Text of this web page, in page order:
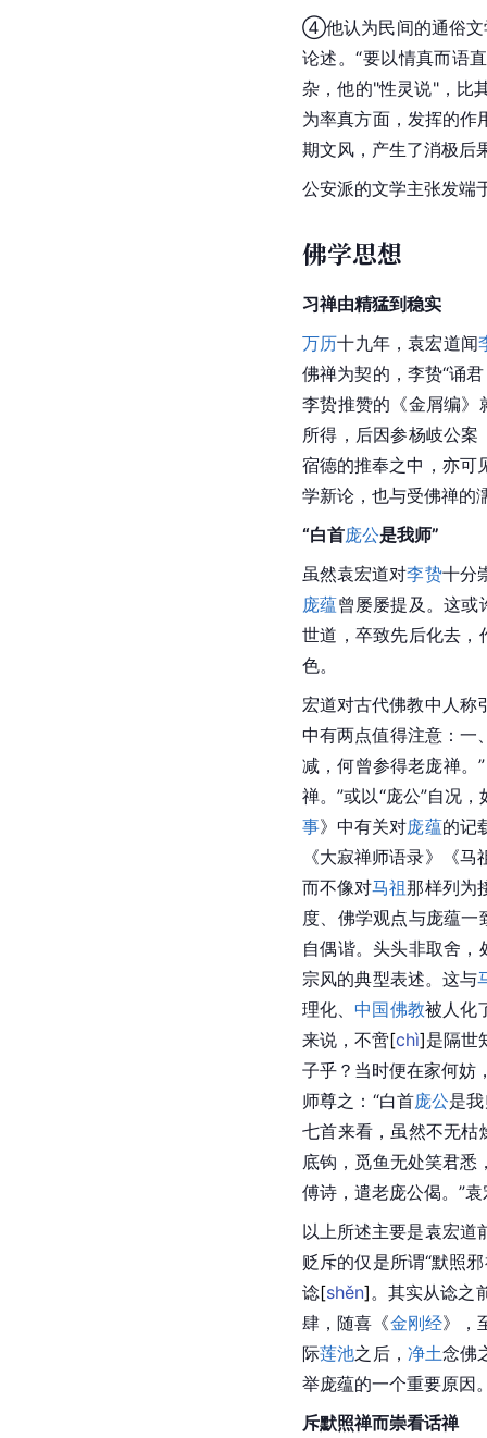
④他认为民间的通俗文
论述。“要以情真而语
杂，他的"性灵说"，比
为率真方面，发挥的作
期文风，产生了消极后
公安派的文学主张发端
佛学思想
习禅由精猛到稳实
万历十九年，袁宏道闻
佛禅为契的，李贽“诵
李贽推赞的《金屑编》
所得，后因参杨岐公
宿德的推奉之中，亦可
学新论，也与受佛禅的
“白首庞公是我师”
虽然袁宏道对李贽十分
庞蕴曾屡屡提及。这或
世道，卒致先后化去，
色。
宏道对古代佛教中人称
中有两点值得注意：一
减，何曾参得老庞禅。
禅。”或以“庞公”自况
事》中有关对庞蕴的记
《大寂禅师语录》《
而不像对马祖那样列为
度、佛学观点与庞蕴一
自偶谐。头头非取舍
宗风的典型表述。这与
理化、中国佛教被人化
来说，不啻[chì]是隔世
子乎？当时便在家何妨
师尊之：“白首庞公是
七首来看，虽然不无枯
底钩，觅鱼无处笑君悉
傅诗，遣老庞公偈。”
以上所述主要是袁宏道
贬斥的仅是所谓“默照
谂[shěn] 。其实从谂之
肆，随喜《金刚经》，
际莲池之后， 净土念佛
举庞蕴的一个重要原因
斥默照禅而崇看话禅